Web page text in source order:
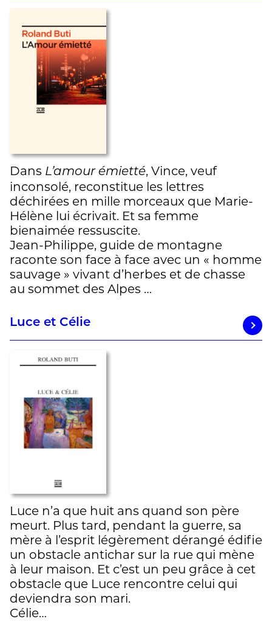
Dans L’amour émietté, Vince, veuf
inconsolé, reconstitue les lettres
déchirées en mille morceaux que Marie-
Hélène lui écrivait. Et sa femme
bienaimée ressuscite.
Jean-Philippe, guide de montagne
raconte son face à face avec un « homme
sauvage » vivant d’herbes et de chasse
au sommet des Alpes …
Luce et Célie
Luce n’a que huit ans quand son père
meurt. Plus tard, pendant la guerre, sa
mère à l’esprit légèrement dérangé édifie
un obstacle antichar sur la rue qui mène
à leur maison. Et c’est un peu grâce à cet
obstacle que Luce rencontre celui qui
deviendra son mari.
Célie…